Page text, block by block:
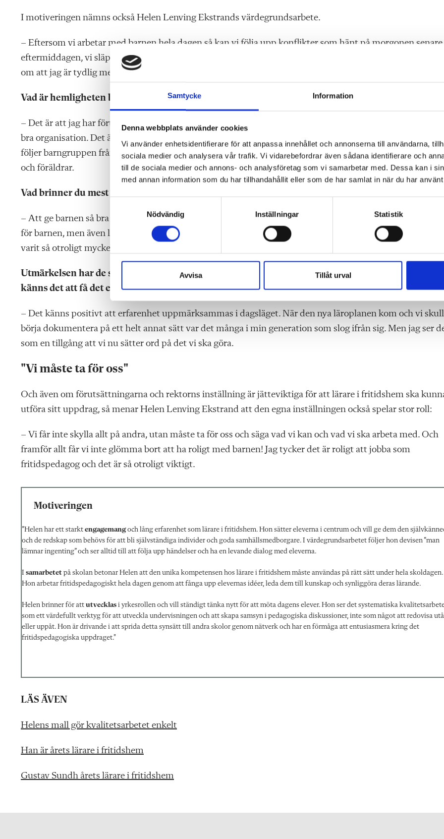
Samtycke Information
Denna webbplats använder cookies
Vi använder enhetsidentifierare för att anpassa innehållet och annonserna till användarna,
sociala medier och analysera vår trafik. Vi vidarebefordrar även sådana identifierare och
till de sociala medier och annons- och analysföretag som vi samarbetar med. Dessa kan i
med annan information som du har tillhandahållit eller som de har samlat in när du har
t
y
k
e
s
v
l
Nödvändig Inställningar Statistik
Avvisa Tillåt urval
I motiveringen nämns också Helen Lenving Ekstrands värdegrundsarbete.
– Eftersom vi arbetar med barnen hela dagen så kan vi följa upp konflikter som hänt på morgonen senare
eftermiddagen, vi släpper ingenting. Sedan vilar allt mitt arbete på systematiskt kvalitetsarbete. Det
om att jag är tydlig med att jag gör rätt saker utifrån läroplanen.
Vad är hemligheten bakom att du trivs med ditt jobb?
– Det är att jag har förutsättningar för att bedriva fritidspedagogik. Vi har egna lokaler, planeringstid och
bra organisation. Det är grundläggande för att vi ska kunna göra det vi är bra på. I och med att jag och
följer barngruppen från ettan till trean, så får vi ett bra flyt och det skapar lugn och trygghet för både barn
och föräldrar.
Vad brinner du mest för i yrket?
– Att ge barnen så bra fritidshemsvistelse som det bara är möjligt. Att leken och kamratskapen står i
för barnen, men även lärandet och inte minst omsorgen som jag tycker är en viktig del i vårt arbete. Det
varit så otroligt mycket fokus på lärandet, men vi får inte tappa omsorgen.
Utmärkelsen har de senaste åren gått till lärare i fritidshem med betydligt färre år i yrket än du.
känns det att få det efter 36 år?
– Det känns positivt att erfarenhet uppmärksammas i dagsläget. När den nya läroplanen kom och vi
börja dokumentera på ett helt annat sätt var det många i min generation som slog ifrån sig. Men jag ser
som en tillgång att vi nu sätter ord på det vi ska göra.
"Vi måste ta för oss"
Och även om förutsättningarna och rektorns inställning är jätteviktiga för att lärare i fritidshem ska
utföra sitt uppdrag, så menar Helen Lenving Ekstrand att den egna inställningen också spelar stor roll:
– Vi får inte skylla allt på andra, utan måste ta för oss och säga vad vi kan och vad vi ska arbeta med. Och
framför allt får vi inte glömma bort att ha roligt med barnen! Jag tycker det är roligt att jobba som
fritidspedagog och det är så otroligt viktigt.
Motiveringen
”Helen har ett starkt engagemangoch lång erfarenhet som lärare i fritidshem. Hon sätter eleverna i centrum och vill ge dem den
och de redskap som behövs för att bli självständiga individer och goda samhällsmedborgare. I värdegrundsarbetet följer hon devisen ”man
lämnar ingenting” och ser alltid till att följa upp händelser och ha en levande dialog med eleverna.
I samarbetet på skolan betonar Helen att den unika kompetensen hos lärare i fritidshem måste användas på rätt sätt under hela skoldagen.
Hon arbetar fritidspedagogiskt hela dagen genom att fånga upp elevernas idéer, leda dem till kunskap och synliggöra deras lärande.
Helen brinner för att utvecklas i yrkesrollen och vill ständigt tänka nytt för att möta dagens elever. Hon ser det systematiska
som ett värdefullt verktyg för att utveckla undervisningen och att skapa samsyn i pedagogiska diskussioner, inte som något att redovisa
eller uppåt. Hon är drivande i att sprida detta synsätt till andra skolor genom nätverk och har en förmåga att entusiasmera kring det
fritidspedagogiska uppdraget."
LÄS ÄVEN
Helens mall gör kvalitetsarbetet enkelt
Han är årets lärare i fritidshem
Gustav Sundh årets lärare i fritidshem